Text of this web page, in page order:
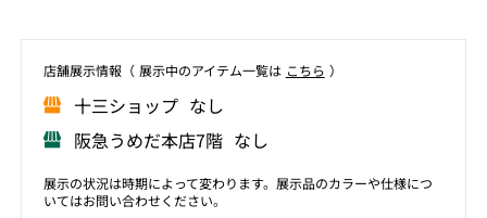
店舗展⽰情報（ 展⽰中のアイテム⼀覧は こちら ）
⼗三ショップ なし
阪急うめだ本店7階 なし
展示の状況は時期によって変わります。展示品のカラーや仕様につ
いてはお問い合わせください。